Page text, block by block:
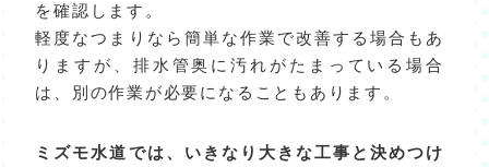
を確認します。
軽度なつまりなら簡単な作業で改善する場合もあ
りますが、排水管奥に汚れがたまっている場合
は、別の作業が必要になることもあります。
ミズモ水道では、いきなり大きな工事と決めつけ